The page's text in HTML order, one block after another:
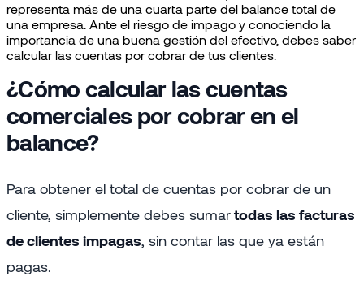
representa más de una cuarta parte del balance total de
una empresa. Ante el riesgo de impago y conociendo la
importancia de una buena gestión del efectivo, debes saber
calcular las cuentas por cobrar de tus clientes.
¿Cómo calcular las cuentas
comerciales por cobrar en el
balance?
Para obtener el total de cuentas por cobrar de un
cliente, simplemente debes sumartodas las facturas
de clientes impagas, sin contar las que ya están
pagas.